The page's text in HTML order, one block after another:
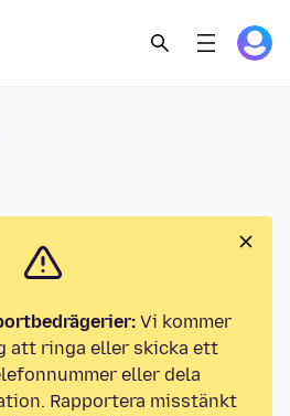
Vi kommer
att ringa eller skicka ett
eller dela
Rapportera misstänkt